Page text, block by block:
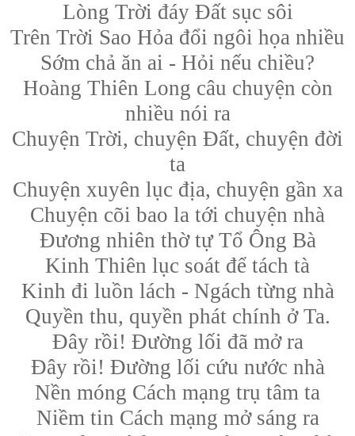
Lòng Trời đáy Đất sục sôi
Trên Trời Sao Hỏa đổi ngôi họa nhiều
Sớm chả ăn ai - Hỏi nếu chiều?
Hoàng Thiên Long câu chuyện còn
nhiều nói ra
Chuyện Trời, chuyện Đất, chuyện đời
ta
Chuyện xuyên lục địa, chuyện gần xa
Chuyện cõi bao la tới chuyện nhà
Đương nhiên thờ tự Tổ Ông Bà
Kinh Thiên lục soát để tách tà
Kinh đi luồn lách - Ngách từng nhà
Quyền thu, quyền phát chính ở Ta.
Đây rồi! Đường lối đã mở ra
Đây rồi! Đường lối cứu nước nhà
Nền móng Cách mạng trụ tâm ta
Niềm tin Cách mạng mở sáng ra